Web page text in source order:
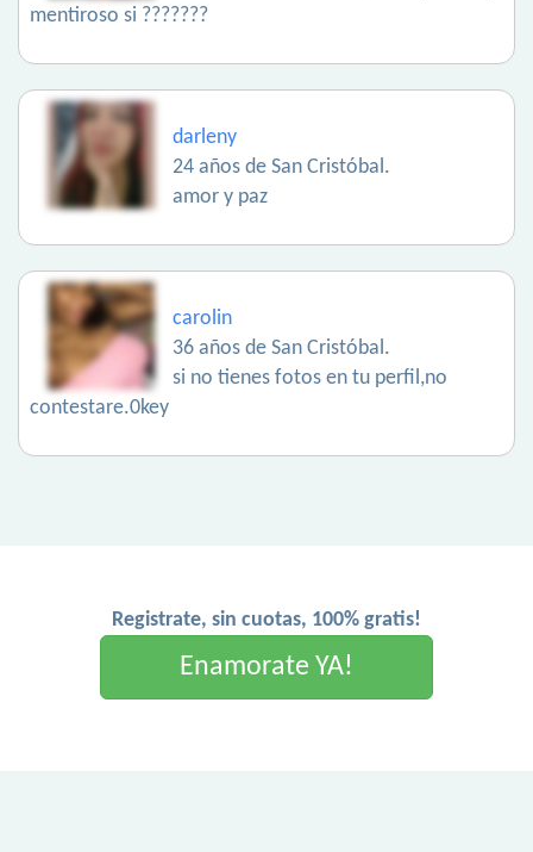
mentiroso si ???????
darleny
24 años de San Cristóbal.
amor y paz
carolin
36 años de San Cristóbal.
si no tienes fotos en tu perfil,no
contestare.0key
Registrate, sin cuotas, 100% gratis!
Enamorate YA!